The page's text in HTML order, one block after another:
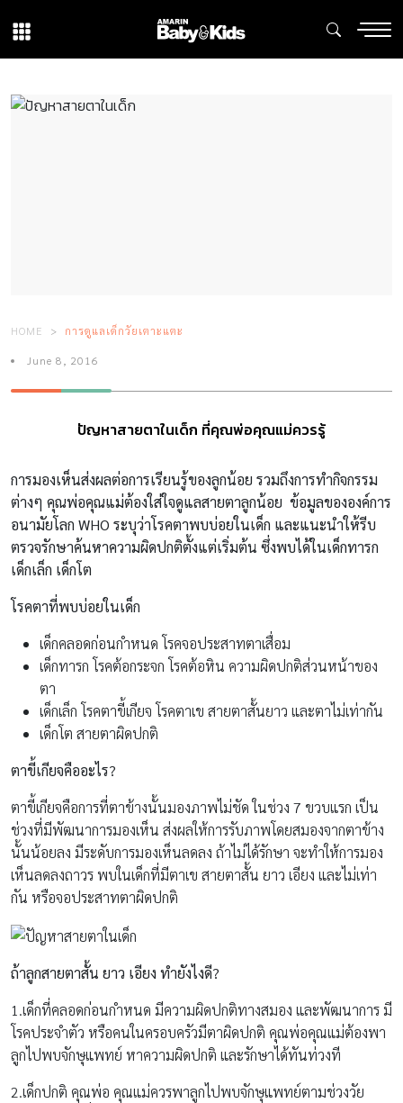
HOME การดูแลเด็กวัยเตาะแตะ
June 8, 2016
ปัญหาสายตาในเด็ก ที่คุณพ่อคุณแม่ควรรู้
การมองเห็นส่งผลต่อการเรียนรู้ของลูกน้อย รวมถึงการทำกิจกรรม
ต่างๆ คุณพ่อคุณแม่ต้องใส่ใจดูแลสายตาลูกน้อย ข้อมูลขององค์การ
อนามัยโลก WHO ระบุว่าโรคตาพบบ่อยในเด็ก และแนะนำให้รีบ
ตรวจรักษาค้นหาความผิดปกติตั้งแต่เริ่มต้น ซึ่งพบได้ในเด็กทารก
เด็กเล็ก เด็กโต
โรคตาที่พบบ่อยในเด็ก
เด็กคลอดก่อนกำหนด โรคจอประสาทตาเสื่อม
เด็กทารก โรคต้อกระจก โรคต้อหิน ความผิดปกติส่วนหน้าของ
ตา
เด็กเล็ก โรคตาขี้เกียจ โรคตาเข สายตาสั้นยาว และตาไม่เท่ากัน
เด็กโต สายตาผิดปกติ
ตาขี้เกียจคืออะไร?
ตาขี้เกียจคือการที่ตาข้างนั้นมองภาพไม่ชัด ในช่วง 7 ขวบแรก เป็น
ช่วงที่มีพัฒนาการมองเห็น ส่งผลให้การรับภาพโดยสมองจากตาข้าง
นั้นน้อยลง มีระดับการมองเห็นลดลง ถ้าไม่ได้รักษา จะทำให้การมอง
เห็นลดลงถาวร พบในเด็กที่มีตาเข สายตาสั้น ยาว เอียง และไม่เท่า
กัน หรือจอประสาทตาผิดปกติ
ถ้าลูกสายตาสั้น ยาว เอียง ทำยังไงดี?
1.เด็กที่คลอดก่อนกำหนด มีความผิดปกติทางสมอง และพัฒนาการ มี
โรคประจำตัว หรือคนในครอบครัวมีตาผิดปกติ คุณพ่อคุณแม่ต้องพา
ลูกไปพบจักษุแพทย์ หาความผิดปกติ และรักษาได้ทันท่วงที
2.เด็กปกติ คุณพ่อ คุณแม่ควรพาลูกไปพบจักษุแพทย์ตามช่วงวัย